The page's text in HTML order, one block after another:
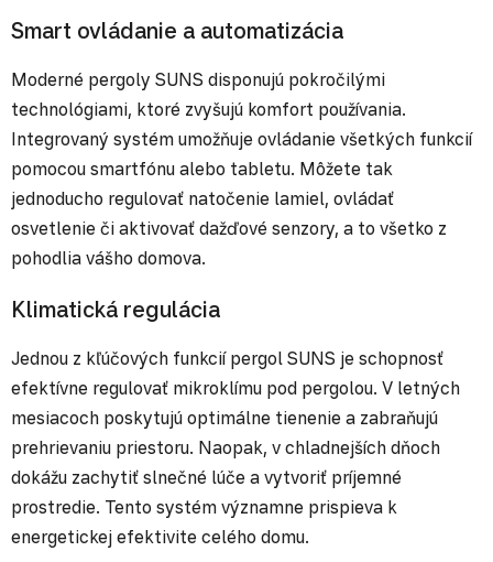
Smart ovládanie a automatizácia
Moderné pergoly SUNS disponujú pokročilými
technológiami, ktoré zvyšujú komfort používania.
Integrovaný systém umožňuje ovládanie všetkých funkcií
pomocou smartfónu alebo tabletu. Môžete tak
jednoducho regulovať natočenie lamiel, ovládať
osvetlenie či aktivovať dažďové senzory, a to všetko z
pohodlia vášho domova.
Klimatická regulácia
Jednou z kľúčových funkcií pergol SUNS je schopnosť
efektívne regulovať mikroklímu pod pergolou. V letných
mesiacoch poskytujú optimálne tienenie a zabraňujú
prehrievaniu priestoru. Naopak, v chladnejších dňoch
dokážu zachytiť slnečné lúče a vytvoriť príjemné
prostredie. Tento systém významne prispieva k
energetickej efektivite celého domu.